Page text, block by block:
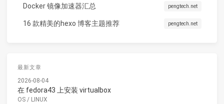
Docker 镜像加速器汇总 pengtech.net
16 款精美的hexo 博客主题推荐 pengtech.net
最新文章
2026-08-04
在 fedora43 上安装 virtualbox
OS / LINUX